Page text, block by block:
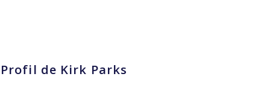
Profil de Kirk Parks